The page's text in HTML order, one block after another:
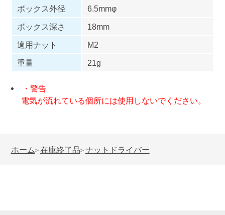
ボックス外径
6.5mmφ
ボックス深さ
18mm
適用ナット
M2
重量
21g
・警告
電気が流れている個所には使用しないでください。
ホーム> 在庫終了品> ナットドライバー